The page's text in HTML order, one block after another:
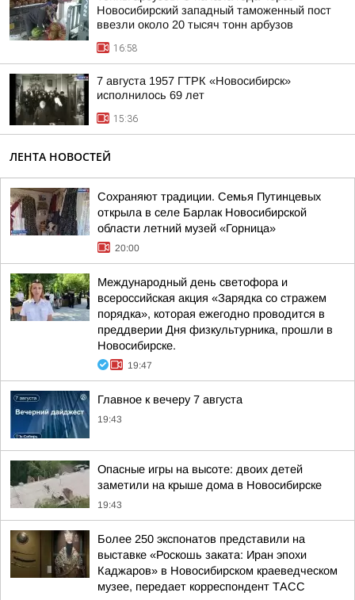
Новосибирский западный таможенный пост
ввезли около 20 тысяч тонн арбузов
16:58
7 августа 1957 ГТРК «Новосибирск»
исполнилось 69 лет
15:36
ЛЕНТА НОВОСТЕЙ
Сохраняют традиции. Семья Путинцевых
открыла в селе Барлак Новосибирской
области летний музей «Горница»
20:00
Международный день светофора и
всероссийская акция «Зарядка со стражем
порядка», которая ежегодно проводится в
преддверии Дня физкультурника, прошли в
Новосибирске.
19:47
Главное к вечеру 7 августа
19:43
Опасные игры на высоте: двоих детей
заметили на крыше дома в Новосибирске
19:43
Более 250 экспонатов представили на
выставке «Роскошь заката: Иран эпохи
Каджаров» в Новосибирском краеведческом
музее, передает корреспондент ТАСС